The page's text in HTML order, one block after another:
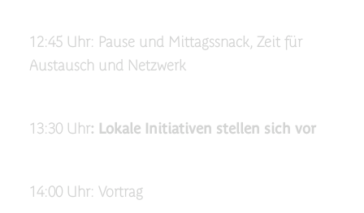
12:45 Uhr: Pause und Mittagssnack, Zeit für
Austausch und Netzwerk
13:30 Uhr: Lokale Initiativen stellen sich vor
14:00 Uhr: Vortrag